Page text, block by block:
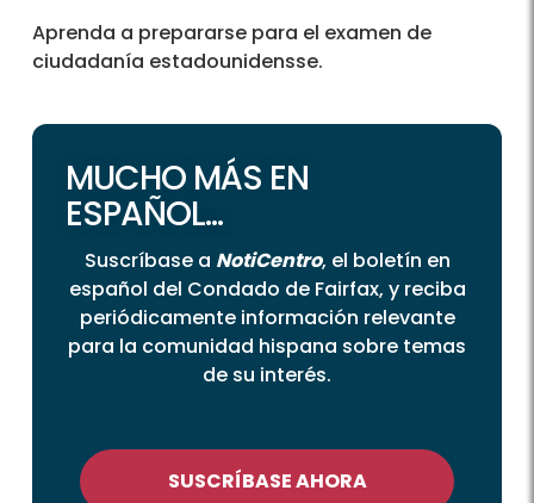
Aprenda a prepararse para el examen de
ciudadanía estadounidensse.
MUCHO MÁS EN
ESPAÑOL...
Suscríbase a NotiCentro, el boletín en
español del Condado de Fairfax, y reciba
periódicamente información relevante
para la comunidad hispana sobre temas
de su interés.
SUSCRÍBASE AHORA